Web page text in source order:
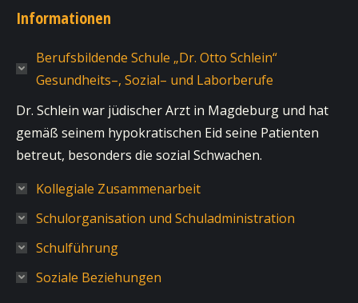
Informationen
Berufsbildende Schule „Dr. Otto Schlein“
Gesundheits–, Sozial– und Laborberufe
Dr. Schlein war jüdischer Arzt in Magdeburg und hat
gemäß seinem hypokratischen Eid seine Patienten
betreut, besonders die sozial Schwachen.
Kollegiale Zusammenarbeit
Schulorganisation und Schuladministration
Schulführung
Soziale Beziehungen